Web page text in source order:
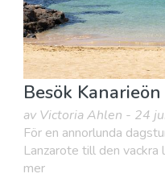
Besök
av Victoria Ahlen - 24
För en annorlunda
Lanzarote till den vackra
mer